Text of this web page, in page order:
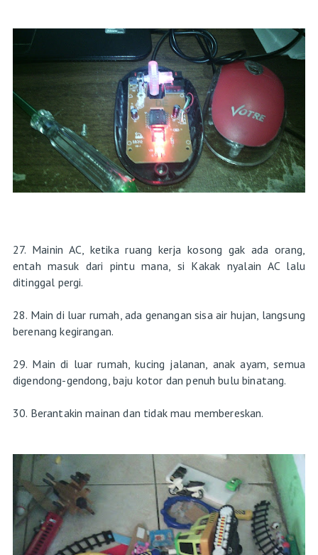
27. Mainin AC, ketika ruang kerja kosong gak ada orang,
entah masuk dari pintu mana, si Kakak nyalain AC lalu
ditinggal pergi.
28. Main di luar rumah, ada genangan sisa air hujan, langsung
berenang kegirangan.
29. Main di luar rumah, kucing jalanan, anak ayam, semua
digendong-gendong, baju kotor dan penuh bulu binatang.
30. Berantakin mainan dan tidak mau membereskan.